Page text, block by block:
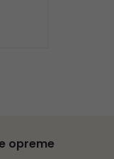
opreme